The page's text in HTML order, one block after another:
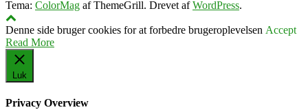
Tema: ColorMag af ThemeGrill. Drevet afWordPress.
Denne side bruger cookies for at forbedre brugeroplevelsen Accept
Read More
Luk
Privacy Overview